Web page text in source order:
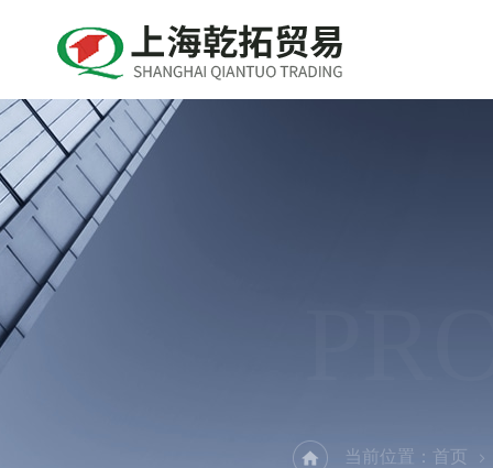
当前位置： 首页